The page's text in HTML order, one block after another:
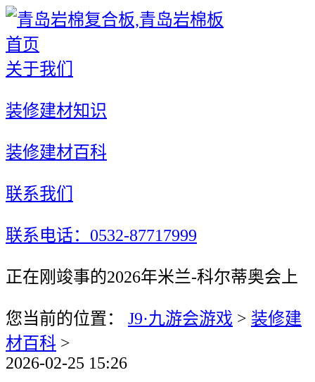
首页
关于我们
装修建材知识
装修建材百科
联系我们
联系电话：0532-87717999
正在刚竣事的2026年米兰-科尔蒂奥会上
您当前的位置： J9·九游会游戏 > 装修建
材百科 >
2026-02-25 15:26